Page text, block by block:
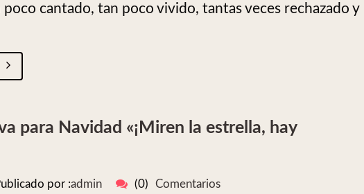
cantado, tan poco vivido, tantas veces rechazado y
para Navidad «¡Miren la estrella, hay
por :admin (0) Comentarios